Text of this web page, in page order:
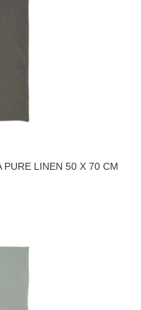
PURE LINEN 50 X 70 CM